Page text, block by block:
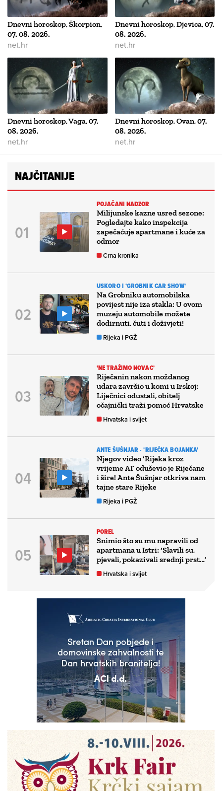
Dnevni horoskop, Škorpion,
07. 08. 2026.
net.hr
Dnevni horoskop, Djevica, 07.
08. 2026.
net.hr
Dnevni horoskop, Vaga, 07.
08. 2026.
net.hr
Dnevni horoskop, Ovan, 07.
08. 2026.
net.hr
NAJČITANIJE
POJAČANI NADZOR
Milijunske kazne usred sezone:
Pogledajte kako inspekcija
zapečaćuje apartmane i kuće za
odmor
Crna kronika
USKORO I 'GROBNIK CAR SHOW'
Na Grobniku automobilska
povijest nije iza stakla: U ovom
muzeju automobile možete
dodirnuti, čuti i doživjeti!
Rijeka i PGŽ
'NE TRAŽIMO NOVAC'
Riječanin nakon moždanog
udara završio u komi u Irskoj:
Liječnici odustali, obitelj
očajnički traži pomoć Hrvatske
Hrvatska i svijet
ANTE ŠUŠNJAR - 'RIJEČKA BOJANKA'
Njegov video ‘Rijeka kroz
vrijeme AI’ oduševio je Riječane
i šire! Ante Šušnjar otkriva nam
tajne stare Rijeke
Rijeka i PGŽ
POREL
Snimio što su mu napravili od
apartmana u Istri: ‘Slavili su,
pjevali, pokazivali srednji prst…’
Hrvatska i svijet